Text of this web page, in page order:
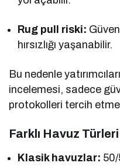
Rug pull riski:
hırsızlığı yaşanabilir.
Bu nedenle
incelemesi, sadece
protokolleri tercih
Farklı Havuz Türleri
Klasik havuzlar: 50/